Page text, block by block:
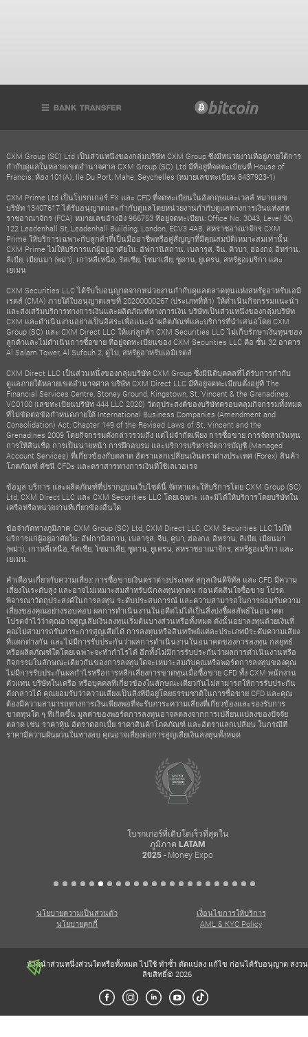
CXM Group (SC) Ltd เป็นส่วนหนึ่งของกลุ่มบริษัท CXM Group ซึ่งมีหน่วยงานที่อยู่ภายใต้การ
กำกับดูแลในหลายเขตอำนาจศาล CXM Group (SC) Ltd มีที่อยู่ที่จดทะเบียนที่ House of
Francis, ห้อง 101(A), Ile Du Port, Mahe, Seychelles (หมายเลขทะเบียน 8437923-1)
CXM Prime Ltd เป็นโบรกเกอร์ FX และ CFD ที่จดทะเบียนในอังกฤษและเวลส์ หมายเลข
บริษัท 13407617 ได้รับอนุญาตและกำกับดูแลโดยหน่วยงานกำกับดูแลทางการเงินแห่งสห
ราชอาณาจักร (FCA) หมายเลขอ้างอิง 966753 ที่อยู่จดทะเบียน: Office No. 3043, Level 30,
122 Leadenhall St, Leadenhall Building, London, ECV3 4AB, สหราชอาณาจักร CXM
Prime ให้บริการเฉพาะกับลูกค้าที่เป็นมืออาชีพหรือคู่สัญญาที่มีคุณสมบัติเหมาะสมเท่านั้น
CXM Prime ไม่ให้บริการแก่ผู้อยู่อาศัยใน: อัฟกานิสถาน, เบลารุส, จีน, คิวบา, ฮ่องกง, อิหร่าน,
ลิเบีย, เมียนมา (พม่า), เกาหลีเหนือ, รัสเซีย, โซมาเลีย, ซูดาน, ยูเครน, สหรัฐอเมริกา และ
เยเมน
CXM Securities LLC ได้รับใบอนุญาตจากหน่วยงานกำกับดูแลตลาดทุนแห่งสหรัฐอาหรับเอมิ
เรตส์ (CMA) ภายใต้ใบอนุญาตเลขที่ 20200000267 (ประเภทที่ห้า) ให้ดำเนินกิจกรรมแนะนำ
และส่งเสริมบริการทางการเงินและผลิตภัณฑ์ทางการเงิน บริษัทเป็นส่วนหนึ่งของกลุ่มบริษัท
CXM และดำเนินงานอย่างเป็นอิสระเพื่อแนะนำผลิตภัณฑ์และบริการที่นำเสนอโดย CXM
Group (SC) และ CXM Direct LLC ให้แก่ลูกค้า CXM Securities LLC ไม่เก็บรักษาเงินทุนของ
ลูกค้าและไม่ดำเนินการซื้อขาย ที่อยู่จดทะเบียนของ CXM Securities LLC คือ ชั้น 32 อาคาร
Al Salam Tower, Al Sufouh 2, ดูไบ, สหรัฐอาหรับเอมิเรตส์
CXM Direct LLC เป็นส่วนหนึ่งของกลุ่มบริษัท CXM Group ซึ่งมีนิติบุคคลที่ได้รับการกำกับ
ดูแลภายใต้หลายเขตอำนาจศาล บริษัท CXM Direct LLC มีที่อยู่จดทะเบียนตั้งอยู่ที่ The
Financial Services Centre, Stoney Ground, Kingstown, St. Vincent & the Grenadines,
VC0100 (เลขทะเบียนบริษัท 444 LLC 2020) วัตถุประสงค์ของบริษัทครอบคลุมกิจกรรมทั้งหมด
ที่ไม่ขัดต่อข้อกำหนดภายใต้ International Business Companies (Amendment and
Consolidation) Act, Chapter 149 of the Revised Laws of St. Vincent and the
Grenadines 2009 โดยกิจกรรมดังกล่าวรวมถึง แต่ไม่จำกัดเพียง การซื้อขาย การจัดหาเงินทุน
การให้สินเชื่อ การเป็นนายหน้า การฝึกอบรม และบริการบริหารจัดการบัญชี (Managed
Account Services) ที่เกี่ยวข้องกับตลาด อัตราแลกเปลี่ยนเงินตราต่างประเทศ (Forex) สินค้า
โภคภัณฑ์ ดัชนี CFDs และตราสารทางการเงินที่ใช้เลเวอเรจ
ข้อมูล บริการ และผลิตภัณฑ์ที่ปรากฏบนเว็บไซต์นี้ จัดหาและให้บริการโดย CXM Group (SC)
Ltd, CXM Direct LLC และ CXM Securities LLC โดยเฉพาะ และมิได้ให้บริการโดยบริษัทใน
เครือหรือหน่วยงานที่เกี่ยวข้องอื่นใด
ข้อจำกัดทางภูมิภาค: CXM Group (SC) Ltd, CXM Direct LLC, CXM Securities LLC ไม่ให้
บริการแก่ผู้อยู่อาศัยใน: อัฟกานิสถาน, เบลารุส, จีน, คูบา, ฮ่องกง, อิหร่าน, ลิเบีย, เมียนมา
(พม่า), เกาหลีเหนือ, รัสเซีย, โซมาเลีย, ซูดาน, ยูเครน, สหราชอาณาจักร, สหรัฐอเมริกา และ
เยเมน.
คำเตือนเกี่ยวกับความเสี่ยง: การซื้อขายเงินตราต่างประเทศ สกุลเงินดิจิทัล และ CFD มีความ
เสี่ยงในระดับสูง และอาจไม่เหมาะสมสำหรับนักลงทุนทุกคน ก่อนตัดสินใจซื้อขาย โปรด
พิจารณาวัตถุประสงค์ในการลงทุน ระดับประสบการณ์ และความสามารถในการยอมรับความ
เสี่ยงของคุณอย่างรอบคอบ ผลการดำเนินงานในอดีตไม่ได้เป็นสิ่งบ่งชี้ผลลัพธ์ในอนาคต
โปรดจำไว้ว่าคุณอาจสูญเสียเงินลงทุนเริ่มต้นบางส่วนหรือทั้งหมด ดังนั้นอย่าลงทุนด้วยเงินที่
คุณไม่สามารถรับภาระการสูญเสียได้ การลงทุนหรือสินทรัพย์แต่ละประเภทมีระดับความเสี่ยง
ที่แตกต่างกัน และไม่มีการรับประกันว่าผลการดำเนินงานในอนาคตของการลงทุน กลยุทธ์
หรือผลิตภัณฑ์ใดโดยเฉพาะจะทำกำไรได้ อีกทั้งไม่มีการรับประกันว่าผลการดำเนินงานหรือ
กิจกรรมในลักษณะเดียวกันของการลงทุนใดจะเหมาะสมกับคุณหรือพอร์ตการลงทุนของคุณ
ไม่มีการรับประกันผลกำไรหรือการหลีกเลี่ยงการขาดทุนเมื่อซื้อขาย CFD ทั้ง CXM พนักงาน
ตัวแทน บริษัทในเครือ หรือบุคคลที่เกี่ยวข้องในลักษณะเดียวกันไม่สามารถให้การรับประกัน
ดังกล่าวได้ คุณยอมรับว่าความเสี่ยงเป็นสิ่งที่มีอยู่โดยธรรมชาติในการซื้อขาย CFD และคุณ
ต้องมีความสามารถทางการเงินเพียงพอที่จะรับภาระความเสี่ยงที่เกี่ยวข้องและรองรับการ
ขาดทุนใด ๆ ที่เกิดขึ้น มูลค่าของพอร์ตการลงทุนอาจลดลงจากการเปลี่ยนแปลงของปัจจัย
ตลาด เช่น ราคาหุ้น อัตราดอกเบี้ย ราคาสินค้าโภคภัณฑ์ และอัตราแลกเปลี่ยน ในกรณีที่
ราคามีความผันผวนในทางลบ คุณอาจเสี่ยงต่อการสูญเสียเงินลงทุนทั้งหมด
โบรกเกอร์ที่เติบโตเร็วที่สุดใน
ภูมิภาค LATAM
2025- Money Expo
นโยบายความเป็นส่วนตัว
เงื่อนไขการให้บริการ
นโยบายคุกกี้
AML & KYC Policy
ห้ามนำส่วนหนึ่งส่วนใดหรือทั้งหมด ไปใช้ ทำซ้ำ ดัดแปลง แก้ไข ก่อนได้รับอนุญาต สงวน
ลิขสิทธิ์© 2026